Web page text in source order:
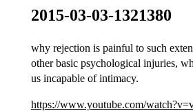
2015-03-03-1321380
why rejection is painful to such
other basic psychological injuries,
us incapable of intimacy.
https://www.youtube.com/